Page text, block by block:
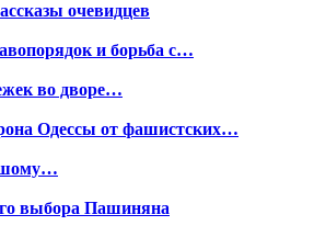
очевидцев
и борьба с…
во дворе…
Одессы от фашистских…
выбора Пашиняна